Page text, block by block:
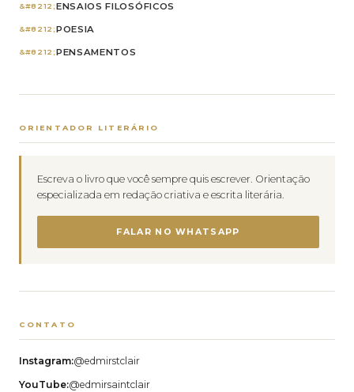
ENSAIOS FILOSÓFICOS
POESIA
PENSAMENTOS
ORIENTADOR LITERÁRIO
Escreva o livro que você sempre quis escrever. Orientação
especializada em redação criativa e escrita literária.
FALAR NO WHATSAPP
CONTATO
Instagram:@edmirstclair
YouTube:@edmirsaintclair